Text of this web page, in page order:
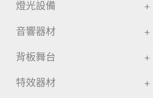
燈光設備 +
音響器材 +
背板舞台 +
特效器材 +